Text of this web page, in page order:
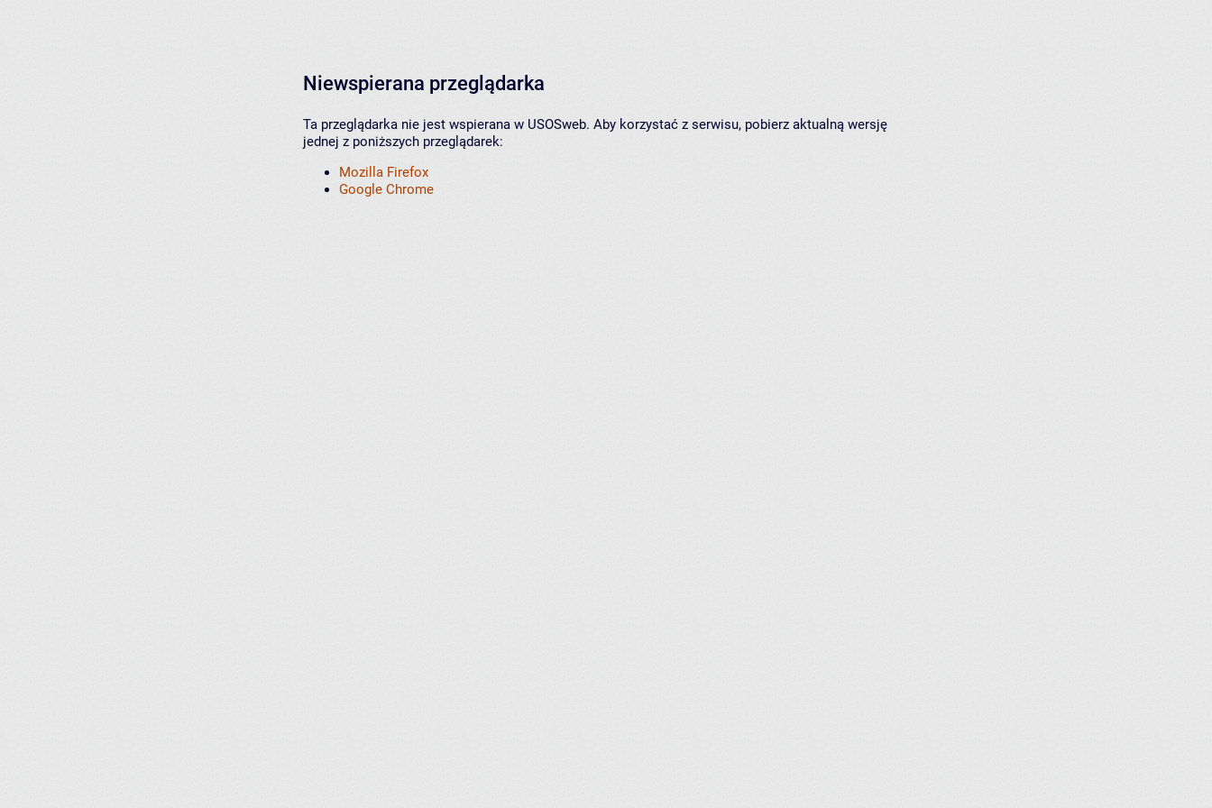
Niewspierana przeglądarka
Ta przeglądarka nie jest wspierana w USOSweb. Aby korzystać z serwisu, pobierz aktualną wersję
jednej z poniższych przeglądarek:
Mozilla Firefox
Google Chrome